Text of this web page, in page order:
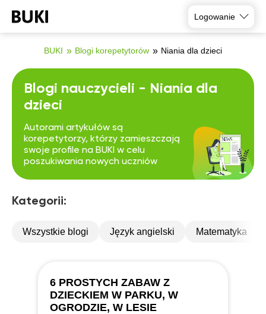
Logowanie
BUKI Blogi korepetytorów Niania dla dzieci
Blogi nauczycieli - Niania dla
dzieci
Autorami artykułów są
korepetytorzy, którzy zamieszczają
swoje profile na BUKI w celu
poszukiwania nowych uczniów
Kategorii:
Wszystkie blogi Język angielski Matematyka
6 PROSTYCH ZABAW Z
DZIECKIEM W PARKU, W
OGRODZIE, W LESIE